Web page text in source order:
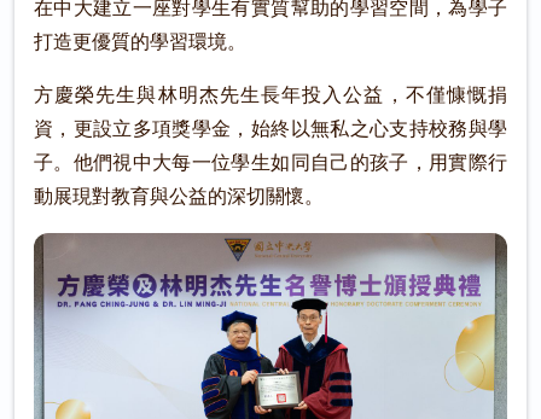
在中大建立一座對學生有實質幫助的學習空間，為學子
打造更優質的學習環境。
方慶榮先生與林明杰先生長年投入公益，不僅慷慨捐
資，更設立多項獎學金，始終以無私之心支持校務與學
子。他們視中大每一位學生如同自己的孩子，用實際行
動展現對教育與公益的深切關懷。